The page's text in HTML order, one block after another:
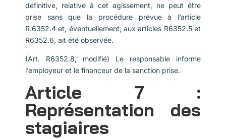
définitive, relative à cet agissement, ne peut être
prise sans que la procédure prévue à l’article
R.6352.4 et, éventuellement, aux articles R6352.5 et
R6352.6, ait été observée.
(Art. R6352.8, modifié) Le responsable informe
l’employeur et le financeur de la sanction prise.
Article 7 :
Représentation des
stagiaires